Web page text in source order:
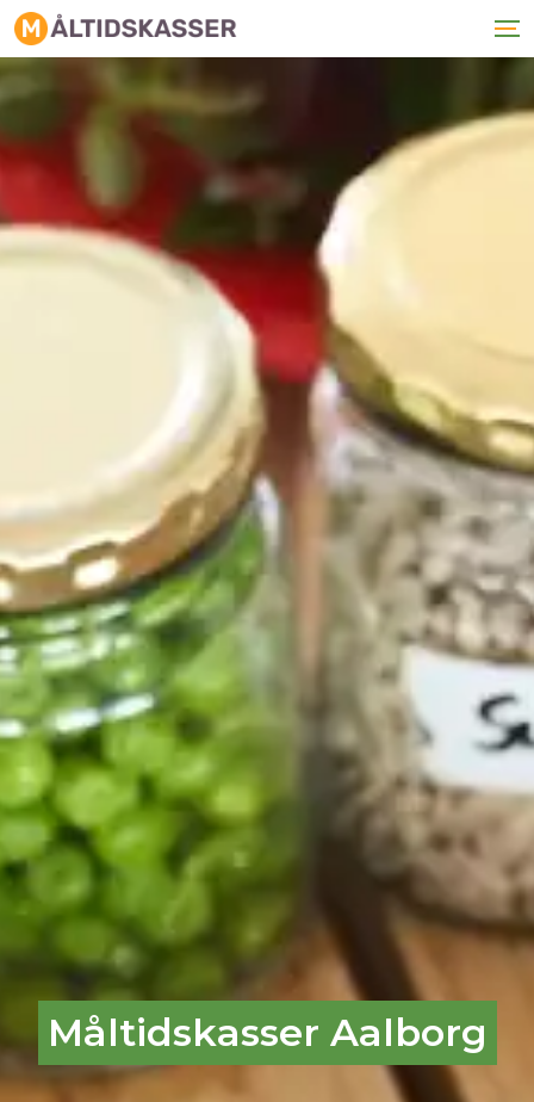
Måltidskasser Aalborg